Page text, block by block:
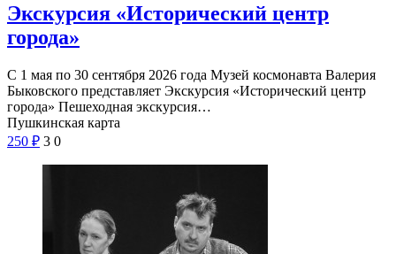
Экскурсия «Исторический центр
города»
С 1 мая по 30 сентября 2026 года Музей космонавта Валерия
Быковского представляет Экскурсия «Исторический центр
города» Пешеходная экскурсия…
Пушкинская карта
250 ₽ 3 0